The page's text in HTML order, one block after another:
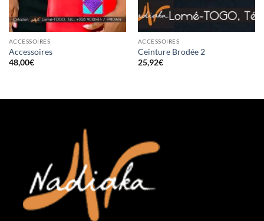
ACCESSOIRES
Accessoires
48,00€
ACCESSOIRES
Ceinture Brodée 2
25,92€